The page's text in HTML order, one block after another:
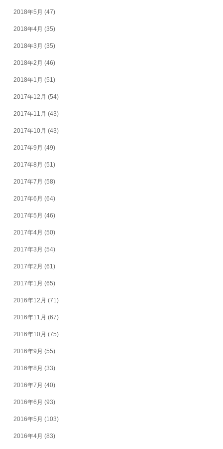
2018年5月 (47)
2018年4月 (35)
2018年3月 (35)
2018年2月 (46)
2018年1月 (51)
2017年12月 (54)
2017年11月 (43)
2017年10月 (43)
2017年9月 (49)
2017年8月 (51)
2017年7月 (58)
2017年6月 (64)
2017年5月 (46)
2017年4月 (50)
2017年3月 (54)
2017年2月 (61)
2017年1月 (65)
2016年12月 (71)
2016年11月 (67)
2016年10月 (75)
2016年9月 (55)
2016年8月 (33)
2016年7月 (40)
2016年6月 (93)
2016年5月 (103)
2016年4月 (83)